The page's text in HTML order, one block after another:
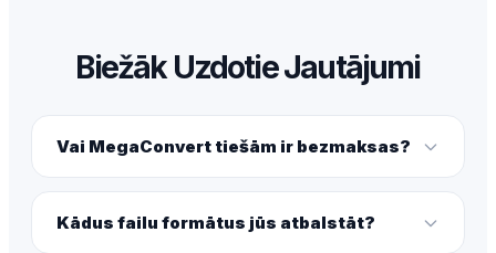
Biežāk Uzdotie Jautājumi
Vai MegaConvert tiešām ir bezmaksas?
Kādus failu formātus jūs atbalstāt?